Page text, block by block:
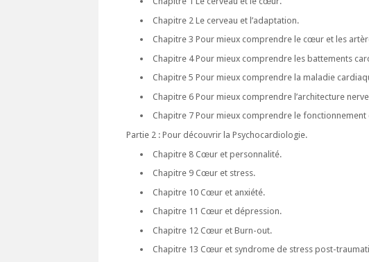
Chapitre 2 Le cerveau et l’adaptation.
Chapitre 3 Pour mieux comprendre le cœur et les
Chapitre 4 Pour mieux comprendre les battements
Chapitre 5 Pour mieux comprendre la maladie
Chapitre 6 Pour mieux comprendre l’architecture
Chapitre 7 Pour mieux comprendre le fonctionnement
Partie 2 : Pour découvrir la Psychocardiologie.
Chapitre 8 Cœur et personnalité.
Chapitre 9 Cœur et stress.
Chapitre 10 Cœur et anxiété.
Chapitre 11 Cœur et dépression.
Chapitre 12 Cœur et Burn-out.
Chapitre 13 Cœur et syndrome de stress post-